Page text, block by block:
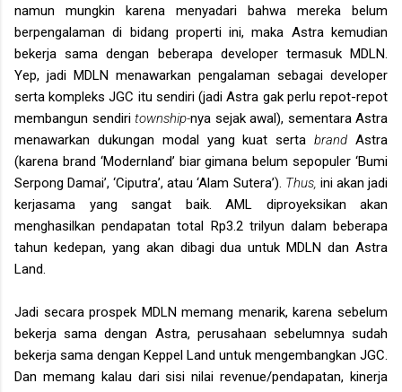
namun mungkin karena menyadari bahwa mereka belum
berpengalaman di bidang properti ini, maka Astra kemudian
bekerja sama dengan beberapa developer termasuk MDLN.
Yep, jadi MDLN menawarkan pengalaman sebagai developer
serta kompleks JGC itu sendiri (jadi Astra gak perlu repot-repot
membangun sendiri township-nya sejak awal), sementara Astra
menawarkan dukungan modal yang kuat sertabrandAstra
(karena brand ‘Modernland’ biar gimana belum sepopuler ‘Bumi
Serpong Damai’, ‘Ciputra’, atau ‘Alam Sutera’). Thus, ini akan jadi
kerjasama yang sangat baik. AML diproyeksikan akan
menghasilkan pendapatan total Rp3.2 trilyun dalam beberapa
tahun kedepan, yang akan dibagi dua untuk MDLN dan Astra
Land.
Jadi secara prospek MDLNmemang menarik,karena sebelum
bekerja sama dengan Astra, perusahaan sebelumnya sudah
bekerja sama dengan Keppel Land untuk mengembangkan JGC.
Dan memang kalau dari sisi nilai revenue/pendapatan, kinerja